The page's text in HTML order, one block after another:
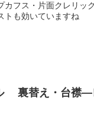
フス・片面クレリッ
トも効いていますね
替え・台襟―